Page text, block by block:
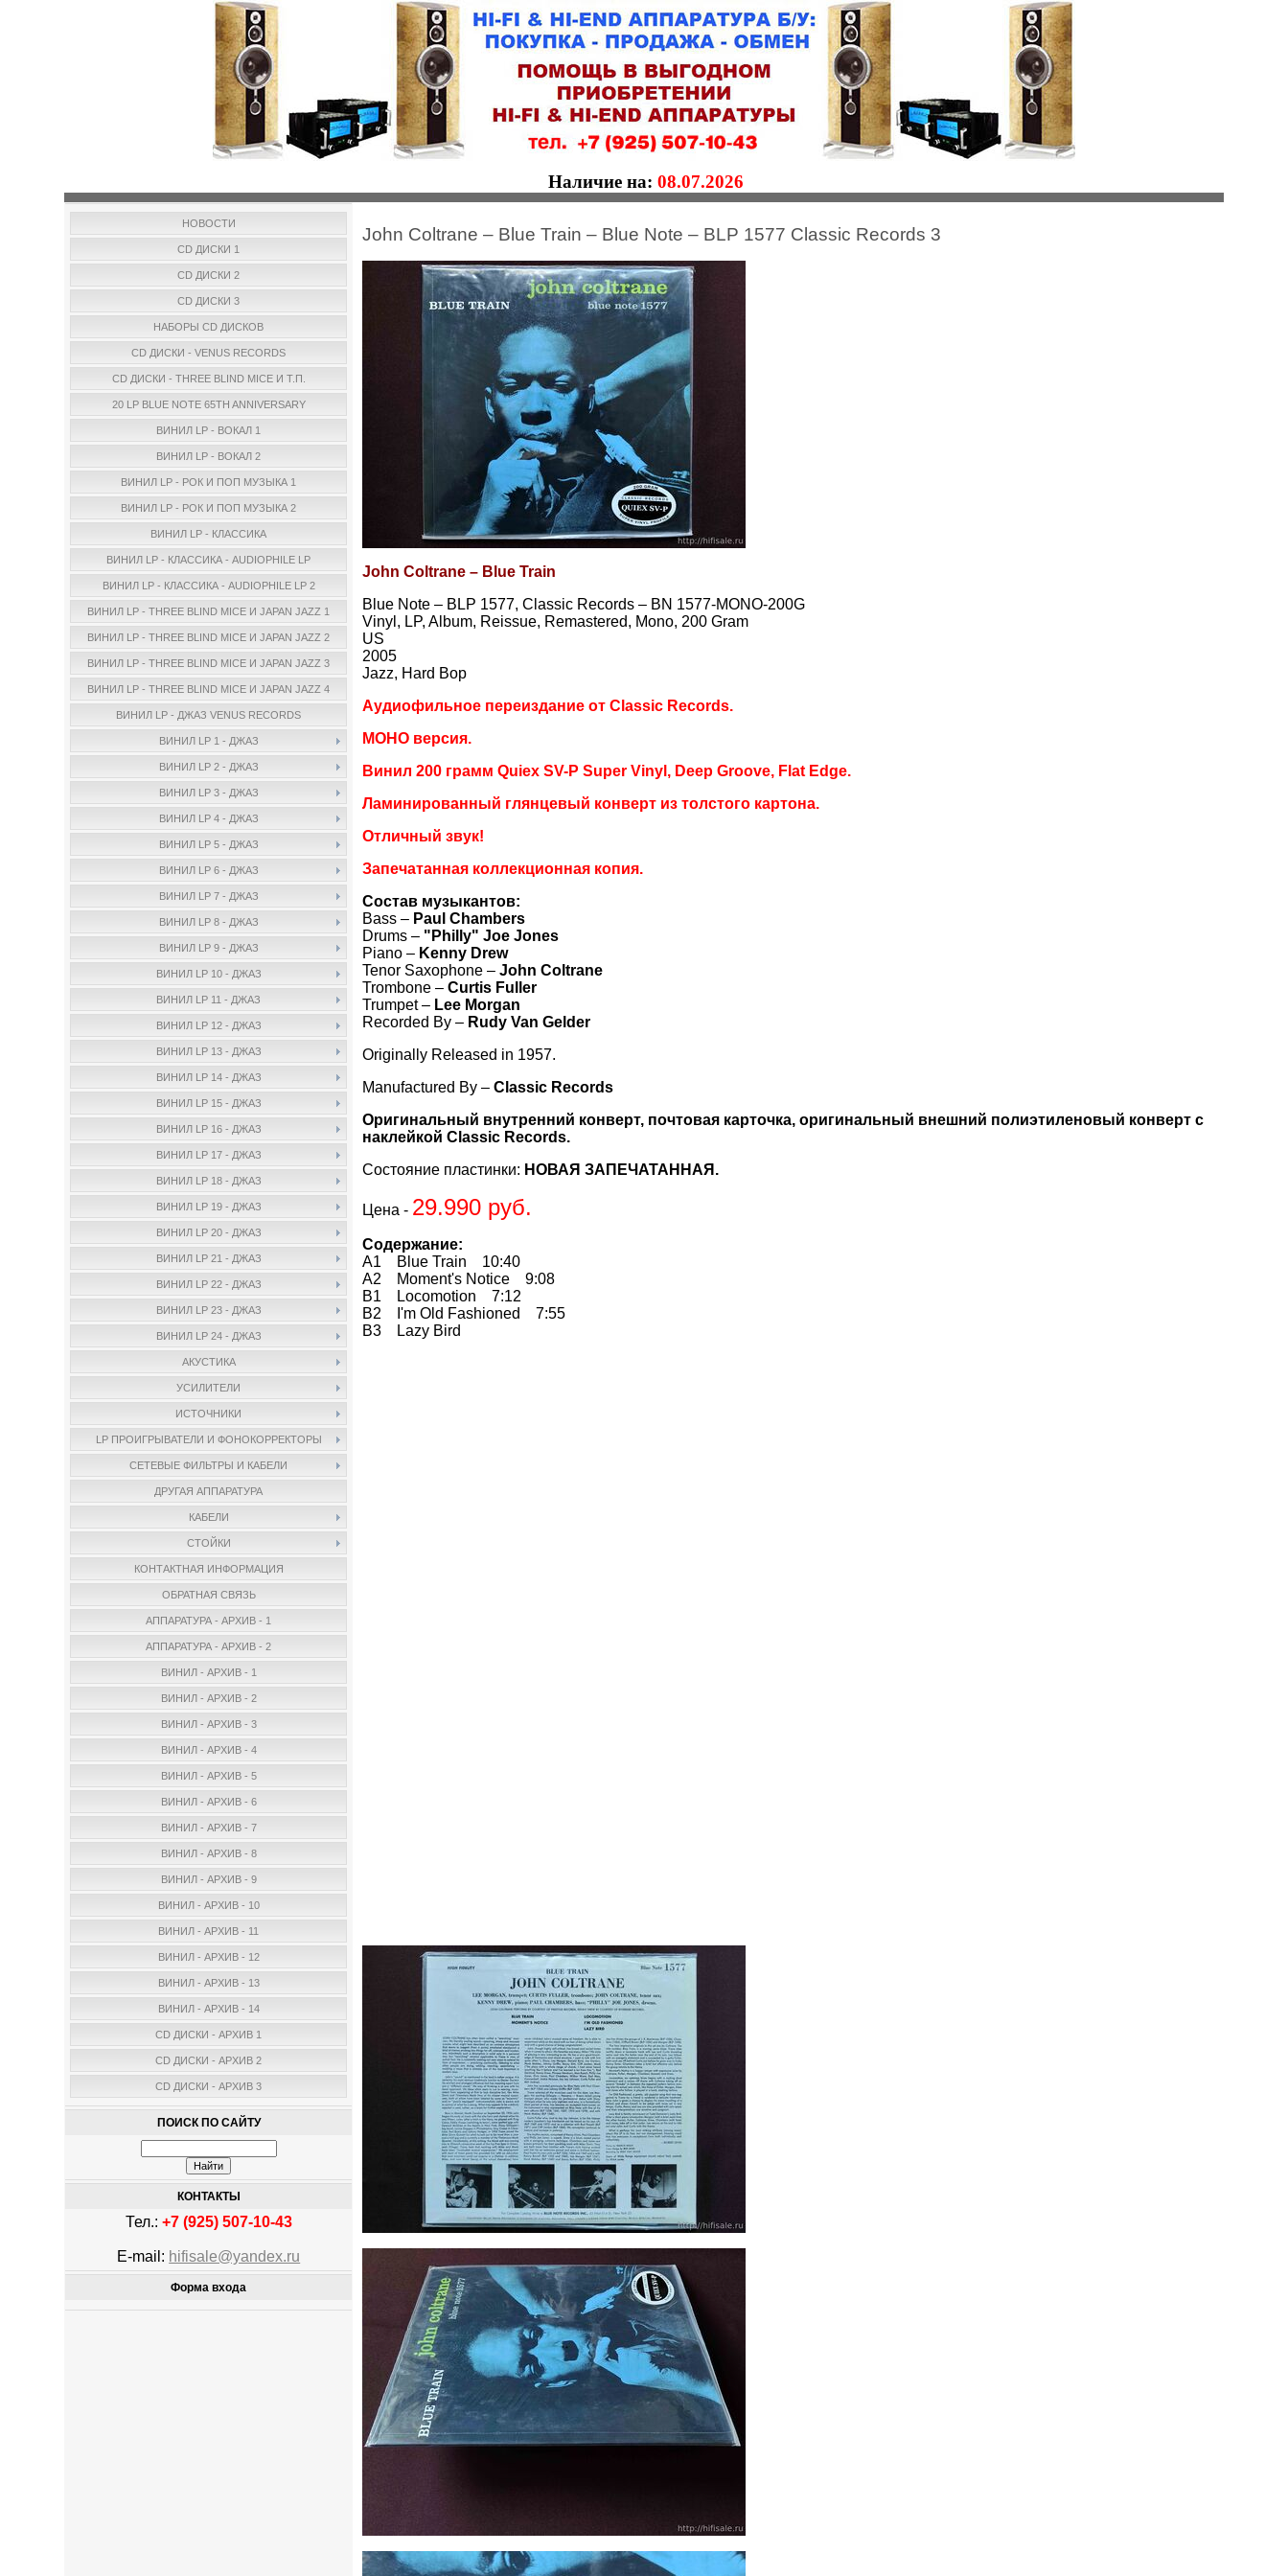
Наличие на: 08.07.2026
НОВОСТИ
CD ДИСКИ 1
CD ДИСКИ 2
CD ДИСКИ 3
НАБОРЫ CD ДИСКОВ
CD ДИСКИ - VENUS RECORDS
CD ДИСКИ - THREE BLIND MICE И Т.П.
20 LP BLUE NOTE 65TH ANNIVERSARY
ВИНИЛ LP - ВОКАЛ 1
ВИНИЛ LP - ВОКАЛ 2
ВИНИЛ LP - РОК И ПОП МУЗЫКА 1
ВИНИЛ LP - РОК И ПОП МУЗЫКА 2
ВИНИЛ LP - КЛАССИКА
ВИНИЛ LP - КЛАССИКА - AUDIOPHILE LP
ВИНИЛ LP - КЛАССИКА - AUDIOPHILE LP 2
ВИНИЛ LP - THREE BLIND MICE И JAPAN JAZZ 1
ВИНИЛ LP - THREE BLIND MICE И JAPAN JAZZ 2
ВИНИЛ LP - THREE BLIND MICE И JAPAN JAZZ 3
ВИНИЛ LP - THREE BLIND MICE И JAPAN JAZZ 4
ВИНИЛ LP - ДЖАЗ VENUS RECORDS
ВИНИЛ LP 1 - ДЖАЗ
ВИНИЛ LP 2 - ДЖАЗ
ВИНИЛ LP 3 - ДЖАЗ
ВИНИЛ LP 4 - ДЖАЗ
ВИНИЛ LP 5 - ДЖАЗ
ВИНИЛ LP 6 - ДЖАЗ
ВИНИЛ LP 7 - ДЖАЗ
ВИНИЛ LP 8 - ДЖАЗ
ВИНИЛ LP 9 - ДЖАЗ
ВИНИЛ LP 10 - ДЖАЗ
ВИНИЛ LP 11 - ДЖАЗ
ВИНИЛ LP 12 - ДЖАЗ
ВИНИЛ LP 13 - ДЖАЗ
ВИНИЛ LP 14 - ДЖАЗ
ВИНИЛ LP 15 - ДЖАЗ
ВИНИЛ LP 16 - ДЖАЗ
ВИНИЛ LP 17 - ДЖАЗ
ВИНИЛ LP 18 - ДЖАЗ
ВИНИЛ LP 19 - ДЖАЗ
ВИНИЛ LP 20 - ДЖАЗ
ВИНИЛ LP 21 - ДЖАЗ
ВИНИЛ LP 22 - ДЖАЗ
ВИНИЛ LP 23 - ДЖАЗ
ВИНИЛ LP 24 - ДЖАЗ
АКУСТИКА
УСИЛИТЕЛИ
ИСТОЧНИКИ
LP ПРОИГРЫВАТЕЛИ И ФОНОКОРРЕКТОРЫ
СЕТЕВЫЕ ФИЛЬТРЫ И КАБЕЛИ
ДРУГАЯ АППАРАТУРА
КАБЕЛИ
СТОЙКИ
КОНТАКТНАЯ ИНФОРМАЦИЯ
ОБРАТНАЯ СВЯЗЬ
АППАРАТУРА - АРХИВ - 1
АППАРАТУРА - АРХИВ - 2
ВИНИЛ - АРХИВ - 1
ВИНИЛ - АРХИВ - 2
ВИНИЛ - АРХИВ - 3
ВИНИЛ - АРХИВ - 4
ВИНИЛ - АРХИВ - 5
ВИНИЛ - АРХИВ - 6
ВИНИЛ - АРХИВ - 7
ВИНИЛ - АРХИВ - 8
ВИНИЛ - АРХИВ - 9
ВИНИЛ - АРХИВ - 10
ВИНИЛ - АРХИВ - 11
ВИНИЛ - АРХИВ - 12
ВИНИЛ - АРХИВ - 13
ВИНИЛ - АРХИВ - 14
CD ДИСКИ - АРХИВ 1
CD ДИСКИ - АРХИВ 2
CD ДИСКИ - АРХИВ 3
ПОИСК ПО САЙТУ
КОНТАКТЫ
Тел.: +7 (925) 507-10-43
E-mail: hifisale@yandex.ru
Форма входа
John Coltrane ‎– Blue Train – Blue Note – BLP 1577 Classic Records 3
John Coltrane ‎– Blue Train
Blue Note – BLP 1577, Classic Records – BN 1577-MONO-200G
Vinyl, LP, Album, Reissue, Remastered, Mono, 200 Gram
US
2005
Jazz, Hard Bop
Аудиофильное переиздание от Classic Records.
МОНО версия.
Винил 200 грамм Quiex SV-P Super Vinyl, Deep Groove, Flat Edge.
Ламинированный глянцевый конверт из толстого картона.
Отличный звук!
Запечатанная коллекционная копия.
Состав музыкантов:
Bass – Paul Chambers
Drums – "Philly" Joe Jones
Piano – Kenny Drew
Tenor Saxophone –John Coltrane
Trombone –Curtis Fuller
Trumpet – Lee Morgan
Recorded By – Rudy Van Gelder
Originally Released in 1957.
Manufactured By –Classic Records
Оригинальный внутренний конверт, почтовая карточка, оригинальный внешний полиэтиленовый конверт с
наклейкой Classic Records.
Состояние пластинки: НОВАЯ ЗАПЕЧАТАННАЯ.
Цена - 29.990 руб.
Содержание:
A1 Blue Train 10:40
A2 Moment's Notice 9:08
B1 Locomotion 7:12
B2 I'm Old Fashioned 7:55
B3 Lazy Bird